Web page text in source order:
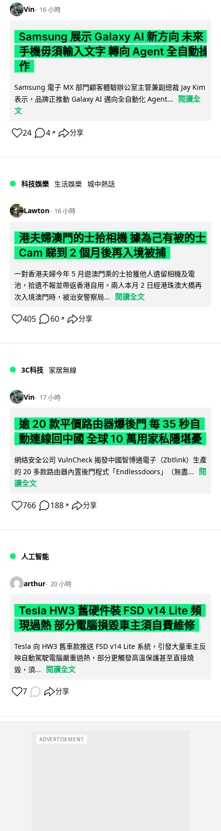
Vin 16 小時
Samsung 展示 Galaxy AI 新方向 未來
手機毋須輸入文字 轉向 Agent 全自動操
作
Samsung 電子 MX 部門顧客體驗辦公室主管兼副總裁 Jay Kim
表示，品牌正推動 Galaxy AI 邁向全自動化 Agent...
閱讀全
文
24 4 ↗ 分享
科技娛樂 生活娛樂 城中熱話
Lawton 16 小時
港夫婦澳門的士拾相機 據為己有被的士
Cam 睇到 2 個月後再入境被捕
一對香港夫婦今年 5 月遊澳門乘的士拾獲他人遺留相機及電
池，拾遺不報並帶返香港自用。兩人本月 2 日經港珠澳大橋再
次入境澳門時，被治安警察局...
閱讀全文
405 60 ↗ 分享
3C科技 家居無線
Vin 17 小時
逾 20 款平價路由器爆後門 每 35 秒自
動連線回中國 全球 10 萬用家私隱堪憂
網絡安全公司 VulnCheck 揭發中國智博通電子（Zbtlink）生產
的 20 多款路由器內置後門程式「Endlessdoors」（無盡...
閱
讀全文
766 188 ↗ 分享
人工智能
arthur 20 小時
Tesla HW3 舊硬件裝 FSD v14 Lite 頻
現過熱 部分電腦損毀車主須自費維修
Tesla 向 HW3 舊車款推送 FSD v14 Lite 系統，引發大量車主反
映自動駕駛電腦嚴重過熱，部分更觸發高溫保護甚至直接燒
毀，須...
閱讀全文
7 分享
ADVERTISEMENT